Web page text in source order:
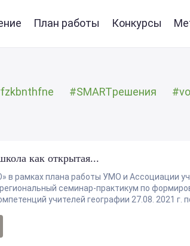
План работы Конкурсы
#SMARTрешения
как открытая...
в рамках плана работы УМО и Ассоциации
семинар-практикум по
учителей географии 27.08. 2021 г.